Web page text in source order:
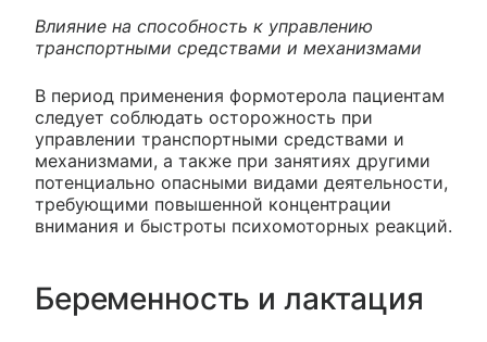
Влияние на способность к управлению
транспортными средствами и механизмами
В период применения формотерола пациентам
следует соблюдать осторожность при
управлении транспортными средствами и
механизмами, а также при занятиях другими
потенциально опасными видами деятельности,
требующими повышенной концентрации
внимания и быстроты психомоторных реакций.
Беременность и лактация